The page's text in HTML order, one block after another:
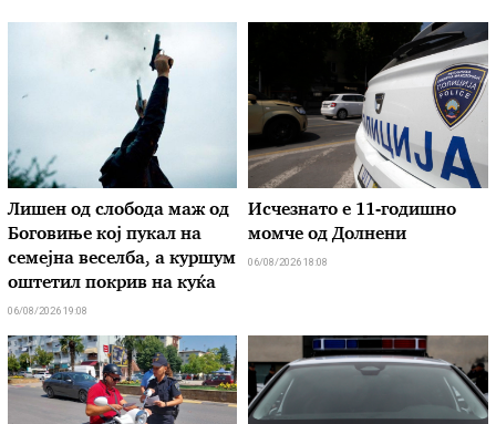
Лишен од слобода маж од
Боговиње кој пукал на
семејна веселба, а куршум
оштетил покрив на куќа
06/08/2026 19:08
Исчезнато е 11-годишно
момче од Долнени
06/08/2026 18:08